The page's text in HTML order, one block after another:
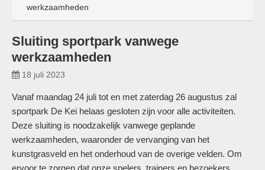
werkzaamheden
Sluiting sportpark vanwege
werkzaamheden
18 juli 2023
Vanaf maandag 24 juli tot en met zaterdag 26 augustus zal
sportpark De Kei helaas gesloten zijn voor alle activiteiten.
Deze sluiting is noodzakelijk vanwege geplande
werkzaamheden, waaronder de vervanging van het
kunstgrasveld en het onderhoud van de overige velden. Om